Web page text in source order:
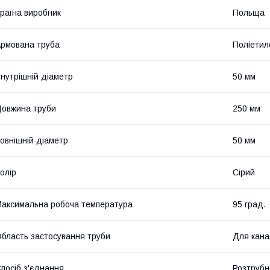
виробник Польща
труба
діаметр 50 мм
труби 250 мм
діаметр 50 мм
Сірий
робоча температура 95 град.
застосування труби Для
з'єднання